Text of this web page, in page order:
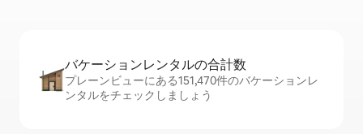
バケーションレ⁠ン⁠タ⁠ル⁠の合⁠計⁠数
プレーンビューにある151,470件のバケーションレ
ンタルをチェックしましょう